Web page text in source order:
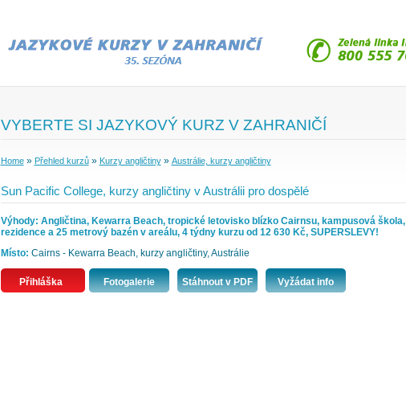
VYBERTE SI JAZYKOVÝ KURZ V ZAHRANIČÍ
Home» Přehled kurzů» Kurzy angličtiny» Austrálie, kurzy angličtiny
Sun Pacific College, kurzy angličtiny v Austrálii pro dospělé
Výhody: Angličtina, Kewarra Beach, tropické letovisko blízko Cairnsu, kampusová škola,
rezidence a 25 metrový bazén v areálu, 4 týdny kurzu od 12 630 Kč, SUPERSLEVY!
Místo: Cairns - Kewarra Beach, kurzy angličtiny, Austrálie
Přihláška Fotogalerie Stáhnout v PDF Vyžádat info